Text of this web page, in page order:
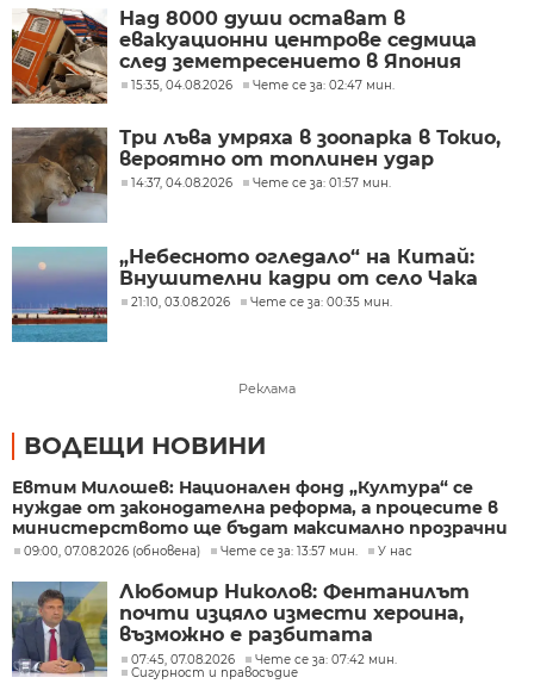
Над 8000 души остават в
евакуационни центрове седмица
след земетресението в Япония
15:35, 04.08.2026 Чете се за: 02:47 мин.
Три лъва умряха в зоопарка в Токио,
вероятно от топлинен удар
14:37, 04.08.2026 Чете се за: 01:57 мин.
„Небесното огледало“ на Китай:
Внушителни кадри от село Чака
21:10, 03.08.2026 Чете се за: 00:35 мин.
Реклама
ВОДЕЩИ НОВИНИ
Евтим Милошев: Национален фонд „Култура“ се
нуждае от законодателна реформа, а процесите в
министерството ще бъдат максимално прозрачни
09:00, 07.08.2026 (обновена) Чете се за: 13:57 мин. У нас
Любомир Николов: Фентанилът
почти изцяло измести хероина,
възможно е разбитата
лаборатория да е единствената у
нас
07:45, 07.08.2026
Чете се за: 07:42 мин.
Сигурност и правосъдие